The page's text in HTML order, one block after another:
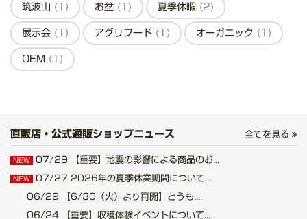
筑波山 (1) お盆 (1) 夏季休暇 (2)
展示会 (1) アグリフード (1) オーガニック (1)
OEM (1)
直販店・公式通販ショップニュース 全てを見る
NEW 07/29 【重要】地震の影響による商品のお...
NEW 07/27 2026年の夏季休業期間について...
06/29 【6/30（火）より再開】とうも...
06/24 【重要】収穫体験イベントについて...